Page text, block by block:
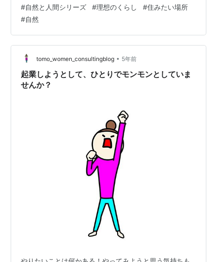
めているから、 森とか海に行きたくなるものなんだ
よ。』 と、謎の因果関係をずっと言われてきました。
（笑） とはいえ、実際に都会と呼ばれるような ところで
住んでみて感じたのは、 やはり”窮屈さ”。 『空が狭いな
ぁ。』 から始まり、 『空気がよどんでる感じがする。』
とまで思うように…
#自然と人間シリーズ #理想のくらし #住みたい場所
#自然
tomo_women_consultingblog • 5年前
起業しようとして、ひとりでモンモンとしていま
せんか？